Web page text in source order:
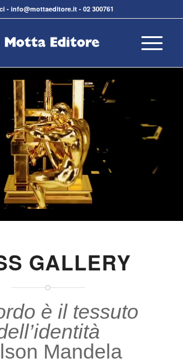
-info@mottaeditore.it -02 300761
GALLERY
è il tessuto
Mandela